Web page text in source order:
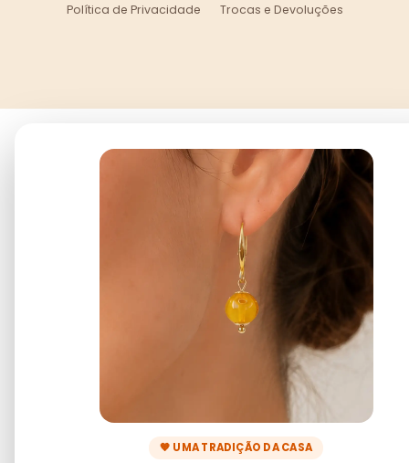
Política de Privacidade
Trocas e Devoluções
🧡 UMA TRADIÇÃO DA CASA